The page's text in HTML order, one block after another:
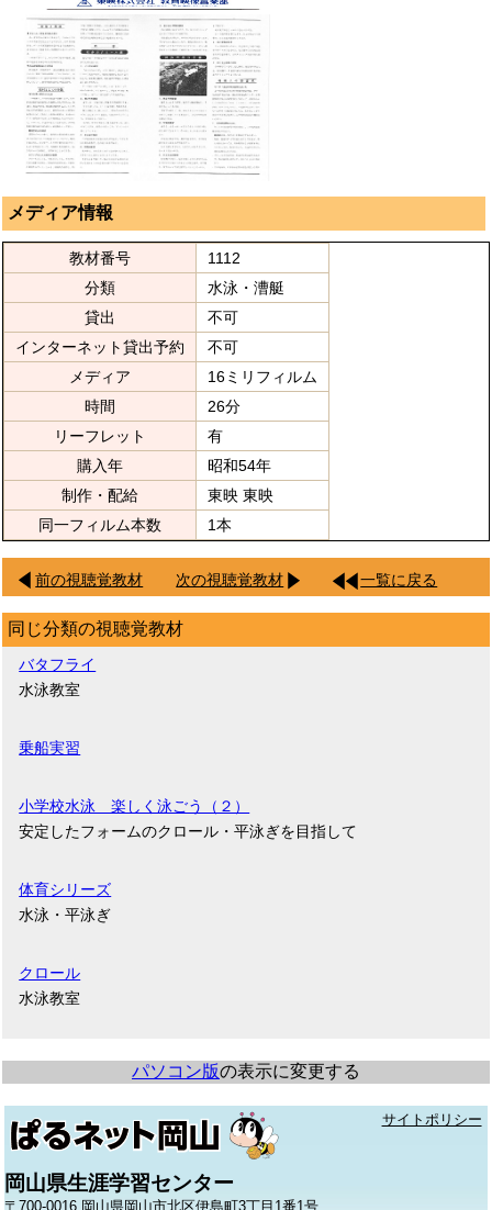
メディア情報
教材番号
1112
分類
水泳・漕艇
貸出
不可
インターネット貸出予約
不可
メディア
16ミリフィルム
時間
26分
リーフレット
有
購入年
昭和54年
制作・配給
東映 東映
同一フィルム本数
1本
前の視聴覚教材 次の視聴覚教材 一覧に戻る
同じ分類の視聴覚教材
バタフライ
水泳教室
乗船実習
小学校水泳 楽しく泳ごう（２）
安定したフォームのクロール・平泳ぎを目指して
体育シリーズ
水泳・平泳ぎ
クロール
水泳教室
パソコン版の表示に変更する
サイトポリシー
岡山県生涯学習センター
〒700-0016 岡山県岡山市北区伊島町3丁目1番1号